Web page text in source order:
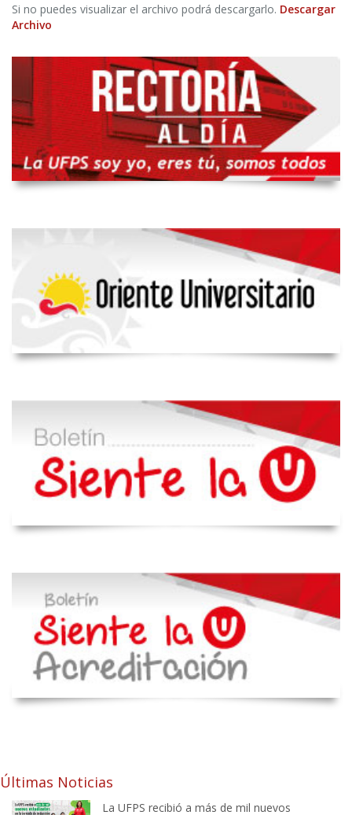
Si no puedes visualizar el archivo podrá descargarlo. Descargar
Archivo
Últimas Noticias
La UFPS recibió a más de mil nuevos